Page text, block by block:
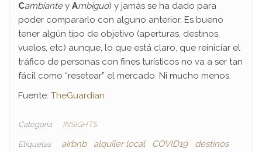
Cambiantey Ambiguo) y jamás se ha dado para
poder compararlo con alguno anterior. Es bueno
tener algún tipo de objetivo (aperturas, destinos,
vuelos, etc) aunque, lo que está claro, que reiniciar el
tráfico de personas con fines turísticos no va a ser tan
fácil como “resetear” el mercado. Ni mucho menos.
Fuente: TheGuardian
Categoría INSIGHTS
Etiquetas airbnb alquiler local COVID19
destinos